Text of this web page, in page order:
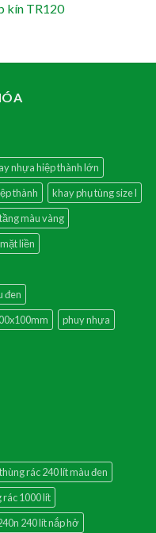
kín TR120
nhựa hiệp thành lớn
thành
khay phụ tùng size l
màu vàng
liền
đen
phuy nhựa
thùng rác 240 lít màu đen
rác 1000 lít
240 lít nắp hở